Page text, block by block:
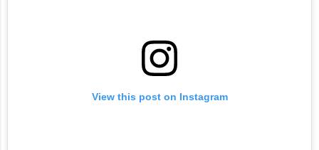
View this post on Instagram